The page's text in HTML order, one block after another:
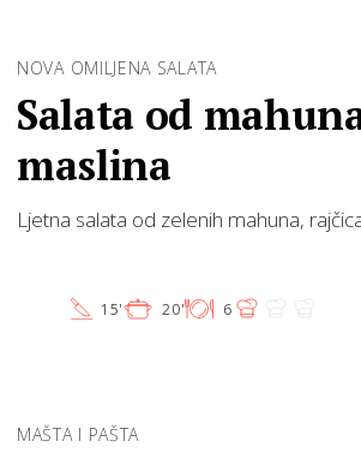
NOVA OMILJENA SALATA
Salata od
maslina
Ljetna salata od zelenih mahuna,
15' 20' 6
MAŠTA I PAŠTA